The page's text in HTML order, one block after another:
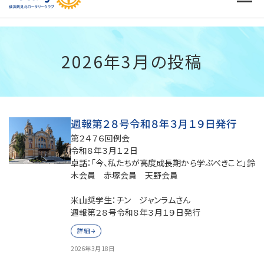
2026年3月の投稿
週報第２８号令和８年３月１９日発行
第２４７６回例会
令和８年３月１２日
卓話：「今、私たちが高度成長期から学ぶべきこと」鈴
木会員 赤塚会員 天野会員
米山奨学生：チン ジャンラムさん
週報第２８号令和８年３月１９日発行
詳細
2026年3月18日